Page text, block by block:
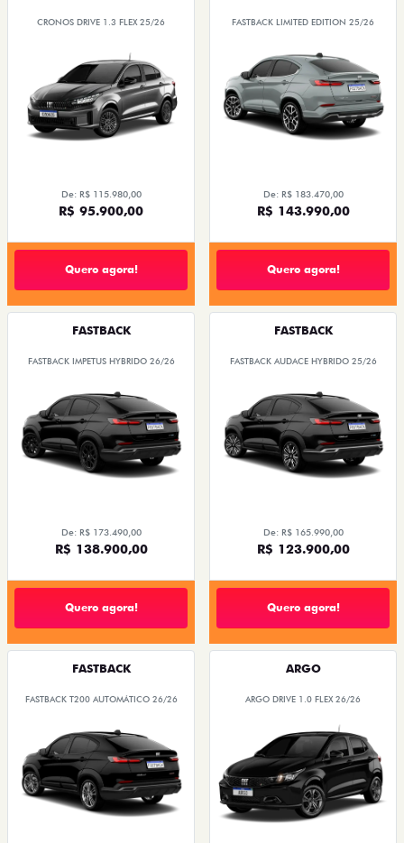
CRONOS DRIVE 1.3 FLEX 25/26
De: R$ 115.980,00
R$ 95.900,00
Quero agora!
FASTBACK LIMITED EDITION 25/26
De: R$ 183.470,00
R$ 143.990,00
Quero agora!
FASTBACK
FASTBACK IMPETUS HYBRIDO 26/26
De: R$ 173.490,00
R$ 138.900,00
Quero agora!
FASTBACK
FASTBACK AUDACE HYBRIDO 25/26
De: R$ 165.990,00
R$ 123.900,00
Quero agora!
FASTBACK
FASTBACK T200 AUTOMÁTICO 26/26
ARGO
ARGO DRIVE 1.0 FLEX 26/26